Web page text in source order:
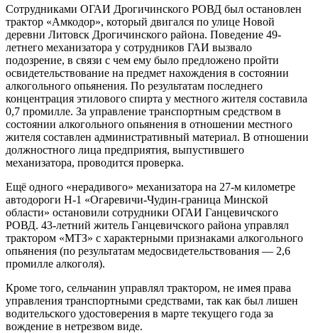
Сотрудниками ОГАИ Дрогичинского РОВД был остановлен
трактор «Амкодор», который двигался по улице Новой
деревни Литовск Дрогичинского района. Поведение 49-
летнего механизатора у сотрудников ГАИ вызвало
подозрение, в связи с чем ему было предложено пройти
освидетельствование на предмет нахождения в состоянии
алкогольного опьянения. По результатам последнего
концентрация этилового спирта у местного жителя составила
0,7 промилле. За управление транспортным средством в
состоянии алкогольного опьянения в отношении местного
жителя составлен административный материал. В отношении
должностного лица предприятия, выпустившего
механизатора, проводится проверка.
Ещё одного «нерадивого» механизатора на 27-м километре
автодороги Н-1 «Огаревичи-Чудин-граница Минской
области» остановили сотрудники ОГАИ Ганцевичского
РОВД. 43-летний житель Ганцевичского района управлял
трактором «МТЗ» с характерными признаками алкогольного
опьянения (по результатам медосвидетельствования — 2,6
промилле алкоголя).
Кроме того, сельчанин управлял трактором, не имея права
управления транспортными средствами, так как был лишен
водительского удостоверения в марте текущего года за
вождение в нетрезвом виде.